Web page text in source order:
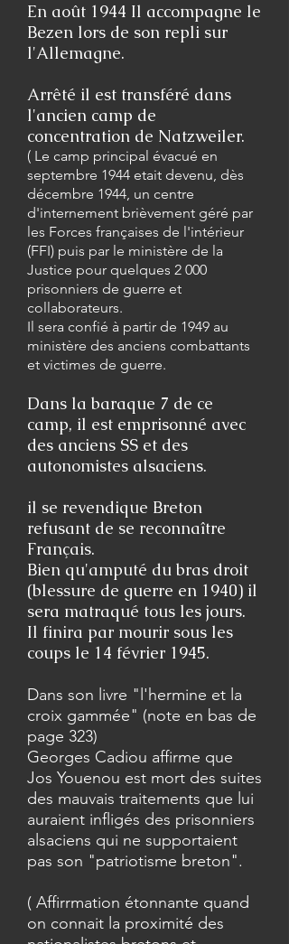
En août 1944 Il accompagne le
Bezen lors de son repli sur
l'Allemagne.
Arrêté il est transféré dans
l'ancien camp de
concentration de Natzweiler.
( Le camp principal évacué en
septembre 1944 etait devenu, dès
décembre 1944, un centre
d'internement brièvement géré par
les Forces françaises de l'intérieur
(FFI) puis par le ministère de la
Justice pour quelques 2 000
prisonniers de guerre et
collaborateurs.
Il sera confié à partir de 1949 au
ministère des anciens combattants
et victimes de guerre.
Dans la baraque 7 de ce
camp, il est emprisonné avec
des anciens SS et des
autonomistes alsaciens.
il se revendique Breton
refusant de se reconnaître
Français.
Bien qu'amputé du bras droit
(blessure de guerre en 1940) il
sera matraqué tous les jours.
Il finira par mourir sous les
coups le 14 février 1945.
Dans son livre "l'hermine et la
croix gammée" (note en bas de
page 323)
Georges Cadiou affirme que
Jos Youenou est mort des suites
des mauvais traitements que lui
auraient infligés des prisonniers
alsaciens qui ne supportaient
pas son "patriotisme breton".
( Affirrmation étonnante quand
on connait la proximité des